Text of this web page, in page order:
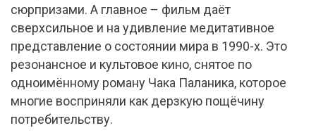
сюрпризами. А главное – фильм даёт
сверхсильное и на удивление медитативное
представление о состоянии мира в 1990-х. Это
резонансное и культовое кино, снятое по
одноимённому роману Чака Паланика, которое
многие восприняли как дерзкую пощёчину
потребительству.